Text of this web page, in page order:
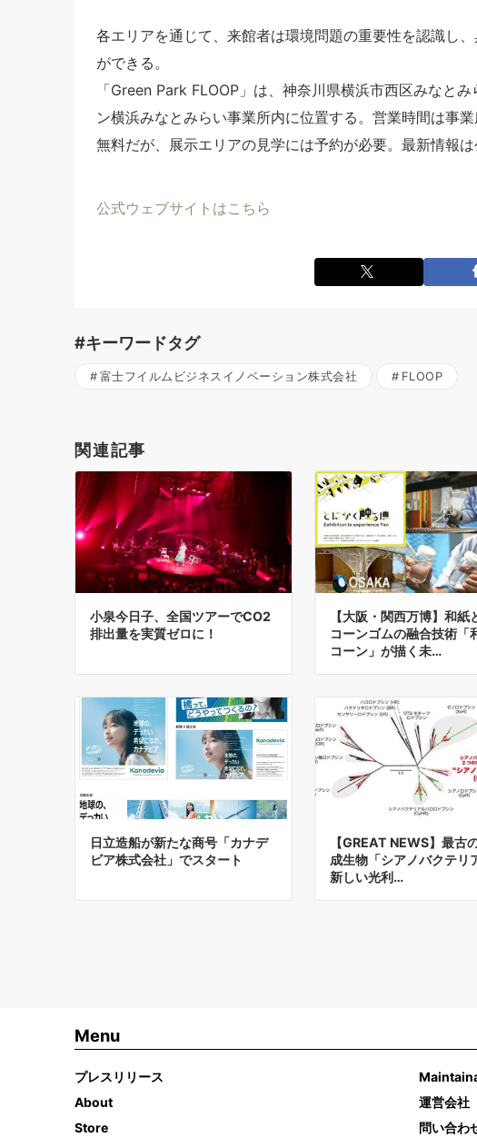
各エリアを通じて、来館者は環境問題の重要性を認識し
ができる。
「Green Park FLOOP」は、神奈川県横浜市西区みなと
ン横浜みなとみらい事業所内に位置する。営業時間は事
無料だが、展示エリアの見学には予約が必要。最新情報は
公式ウェブサイトはこちら
#キーワードタグ
富士フイルムビジネスイノベーション株式会社 FLOOP
関連記事
小泉今日子、全国ツアーでCO2
排出量を実質ゼロに！
【大阪・関西万博】和紙
コーンゴムの融合技術「
コーン」が描く未…
日立造船が新たな商号「カナデ
ビア株式会社」でスタート
【GREAT NEWS】最古
成生物「シアノバクテリ
新しい光利…
Menu
プレスリリース
About
Store
運営会社
問い合わ